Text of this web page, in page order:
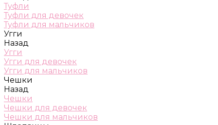
Туфли
Туфли для девочек
Туфли для мальчиков
Угги
Назад
Угги
Угги для девочек
Угги для мальчиков
Чешки
Назад
Чешки
Чешки для девочек
Чешки для мальчиков